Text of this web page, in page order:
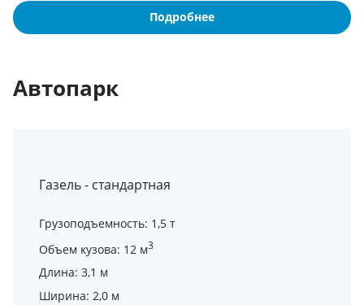
Подробнее
Автопарк
Газель - стандартная
Грузоподъемность: 1,5 т
Объем кузова: 12 м3
Длина: 3,1 м
Ширина: 2,0 м